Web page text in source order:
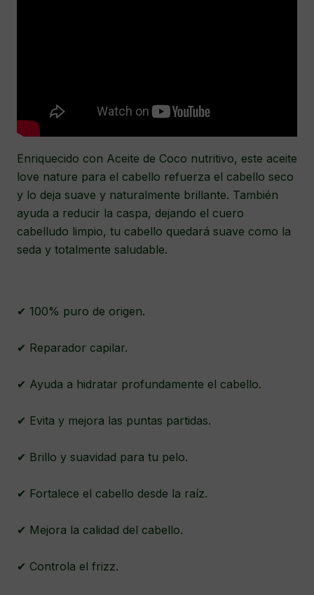
Enriquecido con Aceite de Coco nutritivo, este aceite
love nature para el cabello refuerza el cabello seco
y lo deja suave y naturalmente brillante. También
ayuda a reducir la caspa, dejando el cuero
cabelludo limpio, tu cabello quedará suave como la
seda y totalmente saludable.
✔ 100% puro de origen.
✔ Reparador capilar.
✔ Ayuda a hidratar profundamente el cabello.
✔ Evita y mejora las puntas partidas.
✔ Brillo y suavidad para tu pelo.
✔ Fortalece el cabello desde la raíz.
✔ Mejora la calidad del cabello.
✔ Controla el frizz.